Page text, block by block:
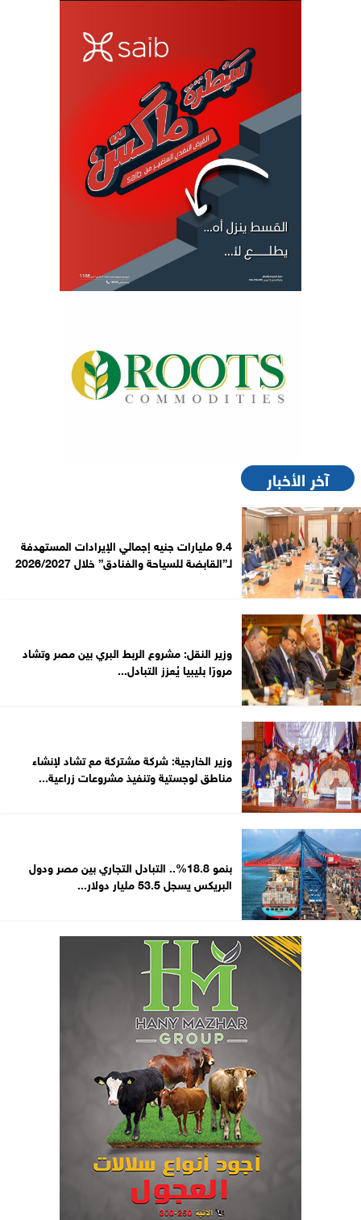
آخر الأخبار
9.4 مليارات جنيه إجمالي الإيرادات المستهدفة
لـ”القابضة للسياحة والفنادق” خلال 2026/2027
وزير النقل: مشروع الربط البري بين مصر وتشاد
مرورًا بليبيا يُعزز التبادل...
وزير الخارجية: شركة مشتركة مع تشاد لإنشاء
مناطق لوجستية وتنفيذ مشروعات زراعية...
بنمو 18.8%.. التبادل التجاري بين مصر ودول
البريكس يسجل 53.5 مليار دولار...